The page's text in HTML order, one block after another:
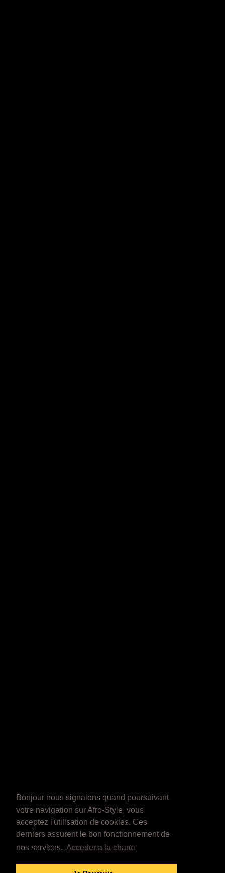
Bonjour nous signalons quand poursuivant
votre navigation sur Afro-Style, vous
acceptez l'utilisation de cookies. Ces
derniers assurent le bon fonctionnement de
nos services. Acceder a la charte